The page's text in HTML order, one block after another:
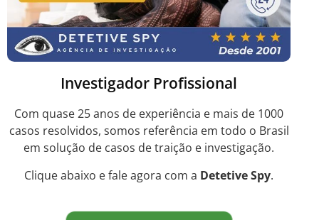
Investigador Profissional
Com quase 25 anos de experiência e mais de 1000
casos resolvidos, somos referência em todo o Brasil
em solução de casos de traição e investigação.
Clique abaixo e fale agora com a Detetive Spy.